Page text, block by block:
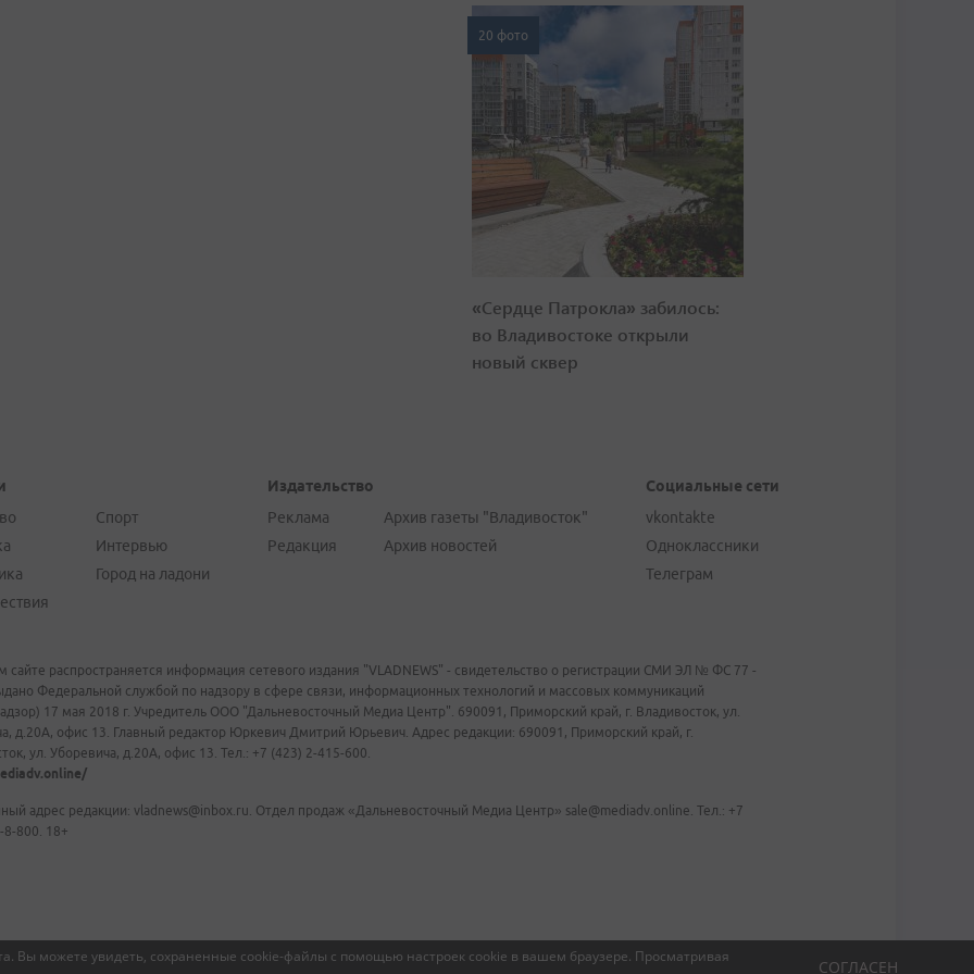
Вы можете увидеть, сохраненные cookie-файлы с помощью настроек cookie в вашем браузере. Просматривая
СОГЛАСЕН
20 фото
«Сердце Патрокла» забилось:
во Владивостоке открыли
новый сквер
Спорт
Интервью
Город на ладони
Издательство
Реклама
Редакция
Архив газеты "Владивосток"
Архив новостей
Социальные сети
vkontakte
Одноклассники
Телеграм
сайте распространяется информация сетевого издания "VLADNEWS" - свидетельство о регистрации СМИ ЭЛ № ФС 77 -
Федеральной службой по надзору в сфере связи, информационных технологий и массовых коммуникаций
17 мая 2018 г. Учредитель ООО "Дальневосточный Медиа Центр". 690091, Приморский край, г. Владивосток, ул.
д.20А, офис 13. Главный редактор Юркевич Дмитрий Юрьевич. Адрес редакции: 690091, Приморский край, г.
ул. Уборевича, д.20А, офис 13. Тел.: +7 (423) 2-415-600.
адрес редакции: vladnews@inbox.ru. Отдел продаж «Дальневосточный Медиа Центр» sale@mediadv.online. Тел.: +7
8-800. 18+